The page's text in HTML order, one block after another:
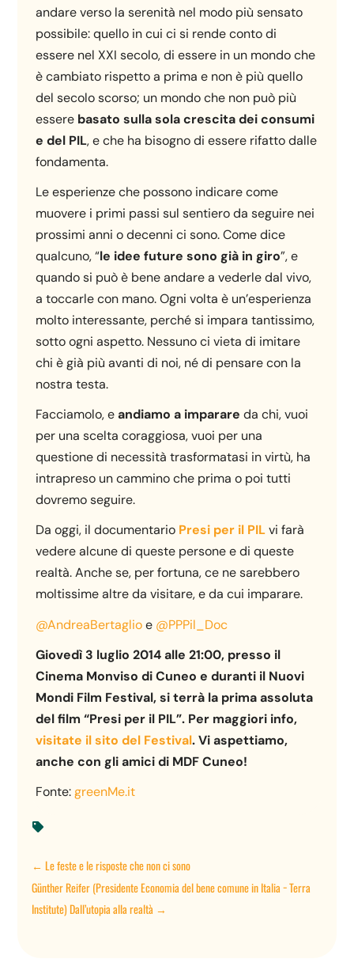
andare verso la serenità nel modo più sensato
possibile: quello in cui ci si rende conto di
essere nel XXI secolo, di essere in un mondo che
è cambiato rispetto a prima e non è più quello
del secolo scorso; un mondo che non può più
essere basato sulla sola crescita dei consumi
e del PIL, e che ha bisogno di essere rifatto dalle
fondamenta.
Le esperienze che possono indicare come
muovere i primi passi sul sentiero da seguire nei
prossimi anni o decenni ci sono. Come dice
qualcuno, “le idee future sono già in giro”, e
quando si può è bene andare a vederle dal vivo,
a toccarle con mano. Ogni volta è un’esperienza
molto interessante, perché si impara tantissimo,
sotto ogni aspetto. Nessuno ci vieta di imitare
chi è già più avanti di noi, né di pensare con la
nostra testa.
Facciamolo, eandiamo a imparare da chi, vuoi
per una scelta coraggiosa, vuoi per una
questione di necessità trasformatasi in virtù, ha
intrapreso un cammino che prima o poi tutti
dovremo seguire.
Da oggi, il documentario Presi per il PILvi farà
vedere alcune di queste persone e di queste
realtà. Anche se, per fortuna, ce ne sarebbero
moltissime altre da visitare, e da cui imparare.
@AndreaBertaglioe @PPPil_Doc
Giovedì 3 luglio 2014 alle 21:00, presso il
Cinema Monviso di Cuneo e duranti il Nuovi
Mondi Film Festival, si terrà la prima assoluta
del film “Presi per il PIL”. Per maggiori info,
visitate il sito del Festival. Vi aspettiamo,
anche con gli amici di MDF Cuneo!
Fonte:greenMe.it

←Le feste e le risposte che non ci sono
Günther Reifer (Presidente Economia del bene comune in Italia − Terra
Institute) Dall’utopia alla realtà →